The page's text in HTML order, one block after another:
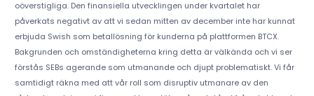
oöverstigliga. Den finansiella utvecklingen under kvartalet har
påverkats negativt av att vi sedan mitten av december inte har kunnat
erbjuda Swish som betallösning för kunderna på plattformen BTCX.
Bakgrunden och omständigheterna kring detta är välkända och vi ser
förstås SEBs agerande som utmanande och djupt problematiskt. Vi får
samtidigt räkna med att vår roll som disruptiv utmanare av den